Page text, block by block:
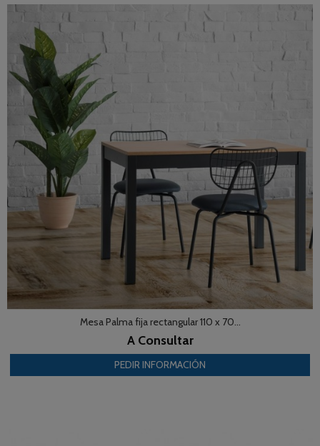
Mesa Palma fija rectangular 110 x 70...
A Consultar
PEDIR INFORMACIÓN